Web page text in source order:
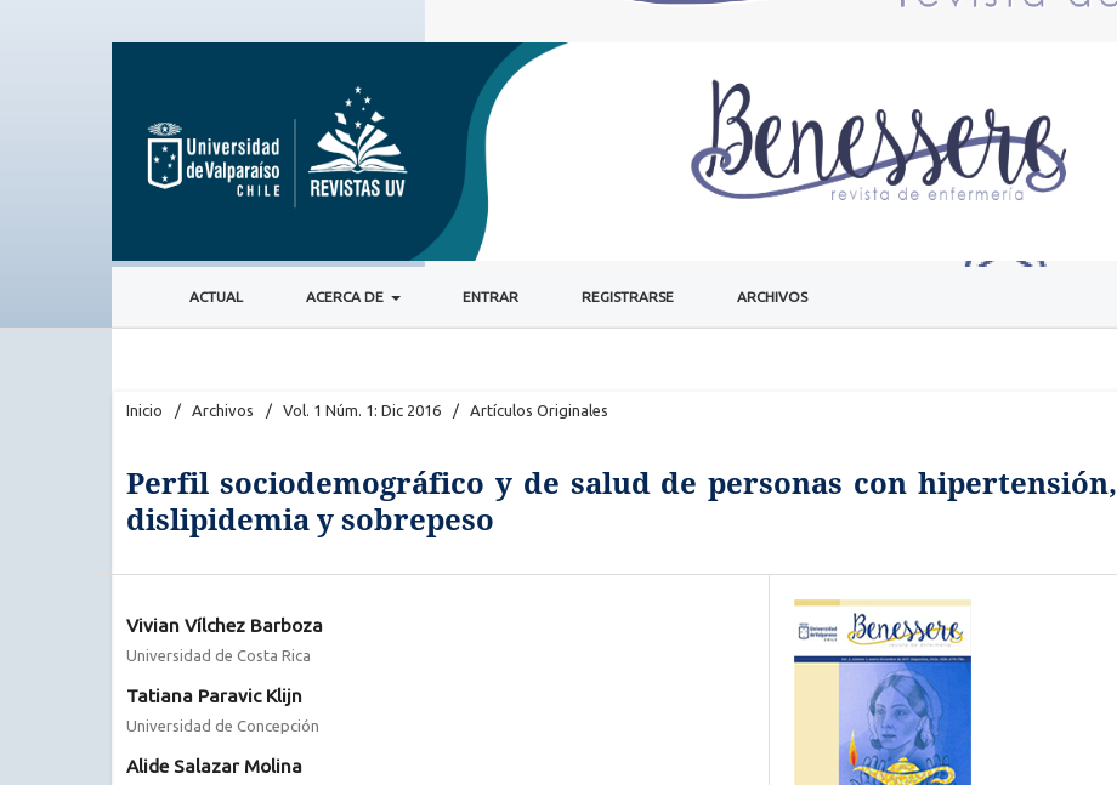
ACTUAL ACERCA DE ENTRAR REGISTRARSE ARCHIVOS
Inicio / Archivos / Vol. 1 Núm. 1: Dic 2016 / Artículos Originales
Perfil sociodemográfico y de salud de personas con hipertensión,
dislipidemia y sobrepeso
Vivian Vílchez Barboza
Universidad de Costa Rica
Tatiana Paravic Klijn
Universidad de Concepción
Alide Salazar Molina